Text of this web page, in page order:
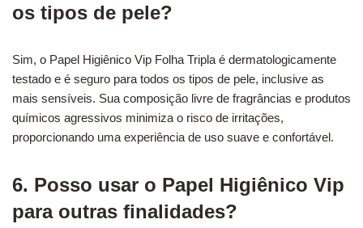
os tipos de pele?
Sim, o Papel Higiênico Vip Folha Tripla é dermatologicamente
testado e é seguro para todos os tipos de pele, inclusive as
mais sensíveis. Sua composição livre de fragrâncias e produtos
químicos agressivos minimiza o risco de irritações,
proporcionando uma experiência de uso suave e confortável.
6. Posso usar o Papel Higiênico Vip
para outras finalidades?